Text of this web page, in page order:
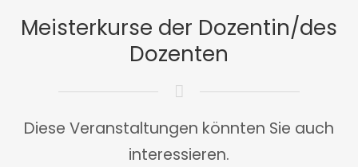
Meisterkurse der Dozentin/des
Dozenten
Diese Veranstaltungen könnten Sie auch
interessieren.